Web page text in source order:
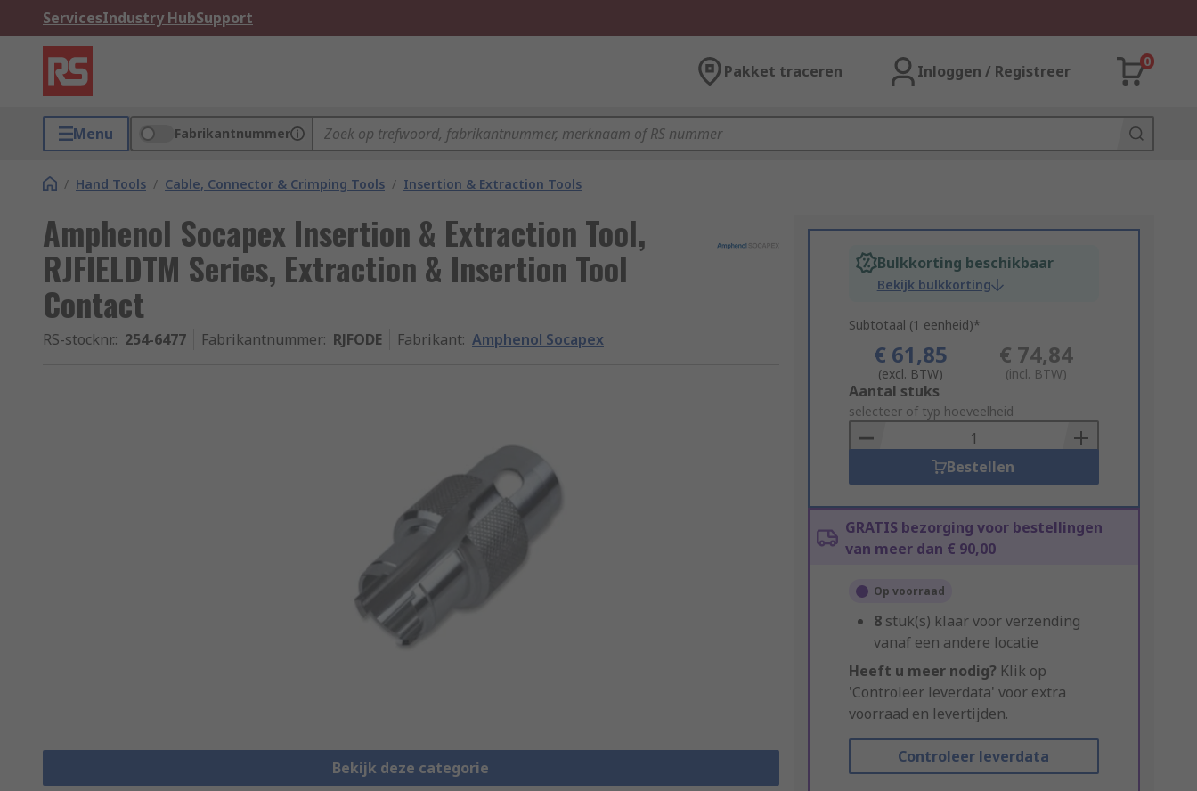
ServicesIndustry HubSupport
Pakket traceren Inloggen / Registreer
0
Menu Fabrikantnummer
/ Hand Tools / Cable, Connector & Crimping Tools / Insertion & Extraction Tools
Amphenol Socapex Insertion & Extraction Tool,
RJFIELDTM Series, Extraction & Insertion Tool
Contact
RS-stocknr.: 254-6477 Fabrikantnummer: RJFODE Fabrikant: Amphenol Socapex
Bekijk deze categorie
Bulkkorting beschikbaar
Bekijk bulkkorting
Subtotaal (1 eenheid)*
€ 61,85
(excl. BTW)
€ 74,84
(incl. BTW)
Add
to
Basket
Aantal stuks
selecteer of typ hoeveelheid
Bestellen
GRATIS bezorging voor bestellingen
van meer dan € 90,00
Op voorraad
8 stuk(s) klaar voor verzending
vanaf een andere locatie
Heeft u meer nodig? Klik op
'Controleer leverdata' voor extra
voorraad en levertijden.
Controleer leverdata